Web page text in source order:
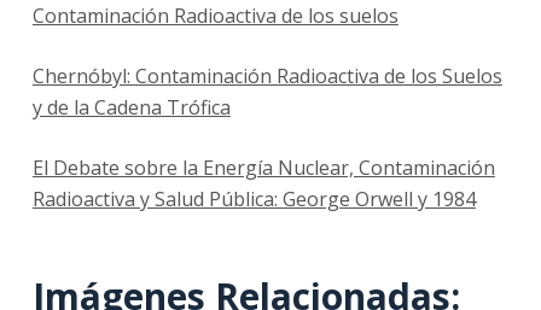
Contaminación Radioactiva de los suelos
Chernóbyl: Contaminación Radioactiva de los Suelos
y de la Cadena Trófica
El Debate sobre la Energía Nuclear, Contaminación
Radioactiva y Salud Pública: George Orwell y 1984
Imágenes Relacionadas: